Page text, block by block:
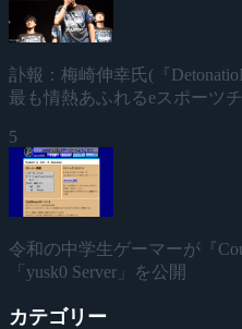
訃報：梅崎伸幸氏(『
最も情熱あふれるeスポーツ
5
令和の中学生ゲーマーが『
「yusk0 Server」を公開
カテゴリー